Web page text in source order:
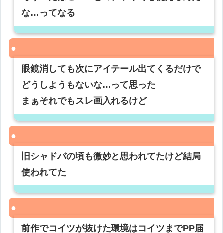
な…ってなる
眼鏡消しても次にアイテール出てくるだけで
どうしようもないな…って思った
まぁそれでもスレ画入れるけど
旧シャドバの頃も微妙と思われてたけど結局
使われてた
前作でコイツが抜けた環境はコイツまでPP届